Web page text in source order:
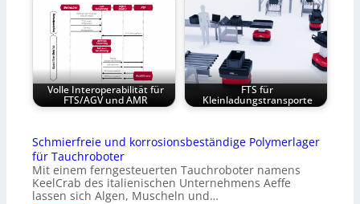
Volle Interoperabilität für
FTS/AGV und AMR
FTS für
Kleinladungstransporte
Schmierfreie und korrosionsbeständige Polymerlager
für Tauchroboter
Mit einem ferngesteuerten Tauchroboter namens
KeelCrab des italienischen Unternehmens Aeffe
lassen sich Algen, Muscheln und…